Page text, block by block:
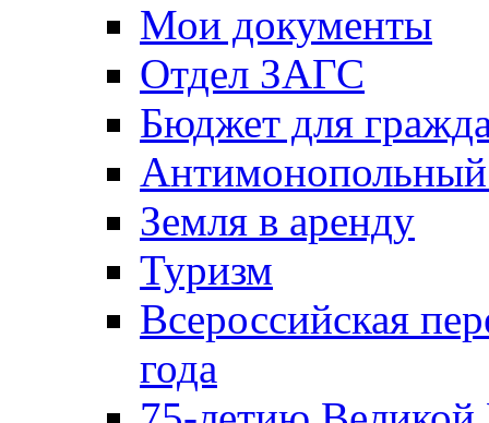
Мои документы
Отдел ЗАГС
Бюджет для
Антимонопольный
Земля в аренду
Туризм
Всероссийская
года